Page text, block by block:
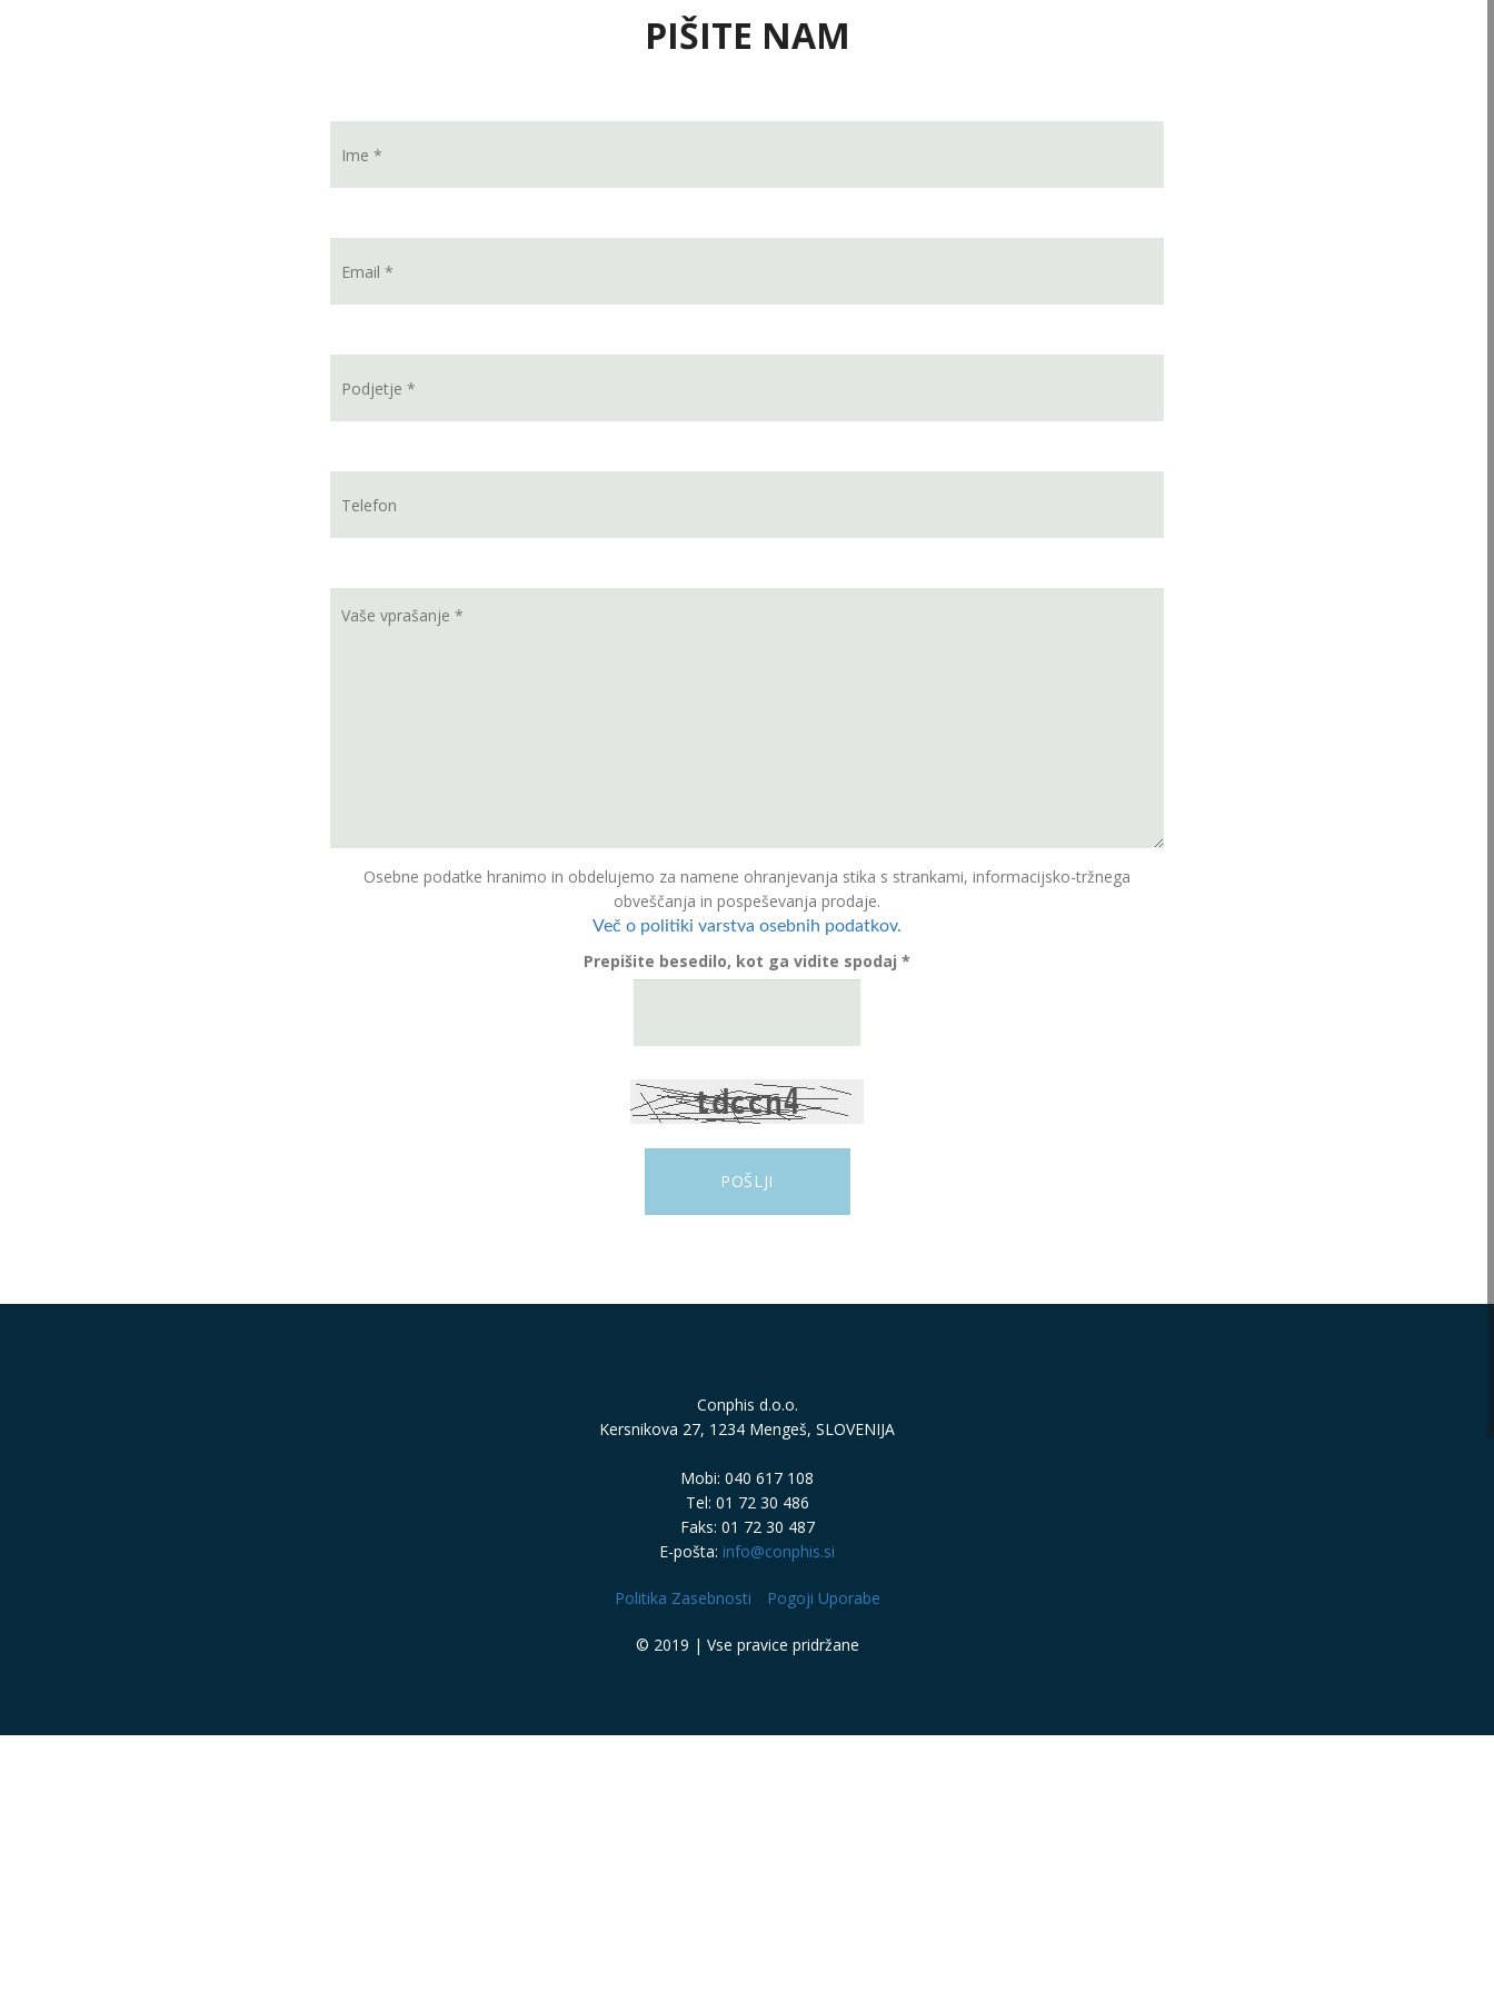
PIŠITE NAM
Osebne podatke hranimo in obdelujemo za namene ohranjevanja stika s strankami, informacijsko-tržnega
obveščanja in pospeševanja prodaje.
Več o politiki varstva osebnih podatkov.
Prepišite besedilo, kot ga vidite spodaj *
Conphis d.o.o.
Kersnikova 27, 1234 Mengeš, SLOVENIJA
Mobi: 040 617 108
Tel: 01 72 30 486
Faks: 01 72 30 487
E-pošta: info@conphis.si
Politika Zasebnosti Pogoji Uporabe
© 2019 | Vse pravice pridržane